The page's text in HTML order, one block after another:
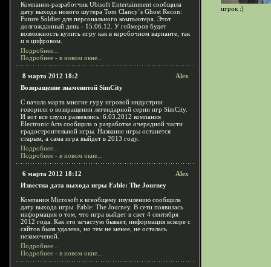
Компания-разработчик Ubisoft Entertainment сообщила
дату выхода нового шутера Tom Clancy`s Ghost Recon:
Future Soldier для персонального компьютера. Этот
долгожданный день - 15.06.12. У геймеров будет
возможность купить игру как в коробочном варианте, так
и в цифровом.
Подробнее...
Подробнее - в новом окне...
8 марта 2012 18:2
Alex
Возвращение знаменитой SimCity
С начала марта многие гуру игровой индустрии
говорили о возвращении легендарной серии игр SimCity.
И вот все слухи развеялись: 6.03.2012 компания
Electronic Arts сообщила о разработке очередной части
градостроительной игры. Название игры останется
старым, а сама игра выйдет в 2013 году.
Подробнее...
Подробнее - в новом окне...
6 марта 2012 18:12
Alex
Известна дата выхода игры Fable: The Journey
Компания Microsoft к всеобщему изумлению сообщила
дату выхода игры Fable: The Journey. В сети появилась
информация о том, что игра выйдет в свет 4 сентября
2012 года. Как это зачастую бывает, информация вскоре с
сайтов была удалена, но тем не менее, не осталась
незамеченой.
Подробнее...
Подробнее - в новом окне...
игрок :)